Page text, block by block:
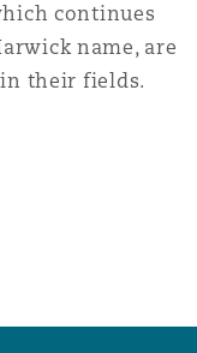
continues
name, are
their fields.